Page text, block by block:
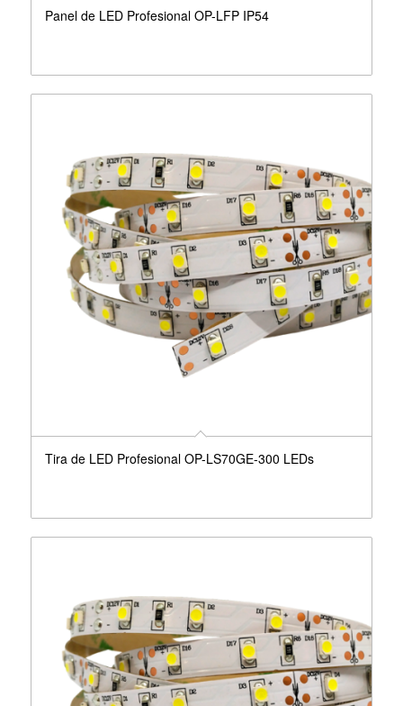
Panel de LED Profesional OP-LFP IP54
Tira de LED Profesional OP-LS70GE-300 LEDs